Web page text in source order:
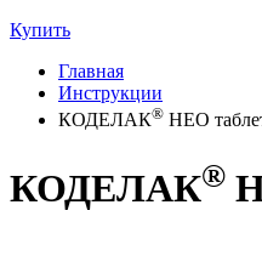
Купить
Главная
Инструкции
КОДЕЛАК® НЕО
КОДЕЛАК®